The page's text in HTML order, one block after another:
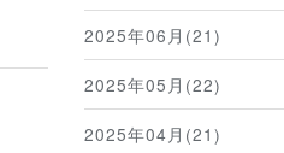
2025年06月(21)
2025年05月(22)
2025年04月(21)